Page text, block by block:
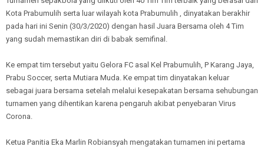
Kota Prabumulih serta luar wilayah kota Prabumulih , dinyatakan berakhir
pada hari ini Senin (30/3/2020) dengan hasil Juara Bersama oleh 4 Tim
yang sudah memastikan diri di babak semifinal.
Ke empat tim tersebut yaitu Gelora FC asal Kel Prabumulih, P Karang Jaya,
Prabu Soccer, serta Mutiara Muda. Ke empat tim dinyatakan keluar
sebagai juara bersama setelah melalui kesepakatan bersama sehubungan
turnamen yang dihentikan karena pengaruh akibat penyebaran Virus
Corona.
Ketua Panitia Eka Marlin Robiansyah mengatakan turnamen ini pertama